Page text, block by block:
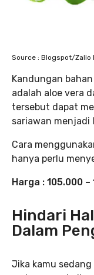
Source : Blogspot/Zalio
Kandungan
adalah aloe vera
tersebut dapat
sariawan menjadi
Cara
hanya perlu
Harga : 105.000 –
Hindari
Dalam
Jika kamu